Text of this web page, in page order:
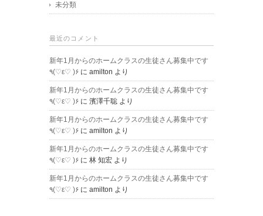
未分類
最近のコメント
新年1月からのホームクラスの生徒さん募集中です
٩(♡ε♡ )۶ に amilton より
新年1月からのホームクラスの生徒さん募集中です
٩(♡ε♡ )۶ に 濱澤千聡 より
新年1月からのホームクラスの生徒さん募集中です
٩(♡ε♡ )۶ に amilton より
新年1月からのホームクラスの生徒さん募集中です
٩(♡ε♡ )۶ に 林 知宏 より
新年1月からのホームクラスの生徒さん募集中です
٩(♡ε♡ )۶ に amilton より